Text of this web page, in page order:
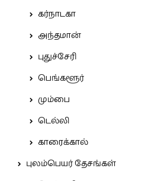
கர்நாடகா
அந்தமான்
புதுச்சேரி
பெங்களூர்
மும்பை
டெல்லி
காரைக்கால்
புலம்பெயர் தேசங்கள்